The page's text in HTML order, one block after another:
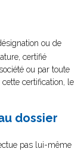
ou de
certifié
ou par toute
certification, le
dossier
pas lui-même